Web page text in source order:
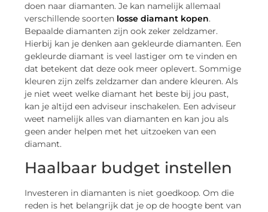
doen naar diamanten. Je kan namelijk allemaal
verschillende soorten losse diamant kopen.
Bepaalde diamanten zijn ook zeker zeldzamer.
Hierbij kan je denken aan gekleurde diamanten. Een
gekleurde diamant is veel lastiger om te vinden en
dat betekent dat deze ook meer oplevert. Sommige
kleuren zijn zelfs zeldzamer dan andere kleuren. Als
je niet weet welke diamant het beste bij jou past,
kan je altijd een adviseur inschakelen. Een adviseur
weet namelijk alles van diamanten en kan jou als
geen ander helpen met het uitzoeken van een
diamant.
Haalbaar budget instellen
Investeren in diamanten is niet goedkoop. Om die
reden is het belangrijk dat je op de hoogte bent van